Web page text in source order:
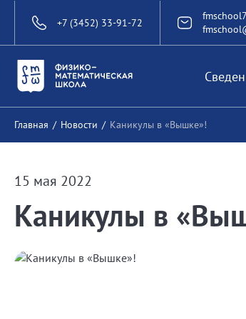
+7 (3452) 33-91-72
Главная / Новости / Каникулы в «Вышке»!
15 мая 2022
Каникулы в